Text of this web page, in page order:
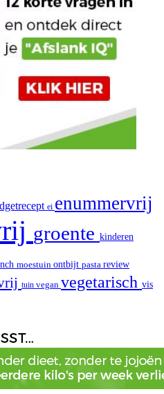
ei enummervrij
groente kinderen
moestuin ontbijt pasta review
tuin vegan vegetarisch vis